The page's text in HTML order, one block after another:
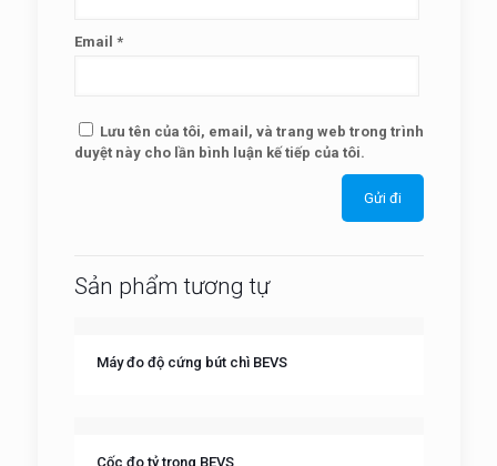
Email *
Lưu tên của tôi, email, và trang web trong trình
duyệt này cho lần bình luận kế tiếp của tôi.
Sản phẩm tương tự
Máy đo độ cứng bút chì BEVS
Cốc đo tỷ trọng BEVS